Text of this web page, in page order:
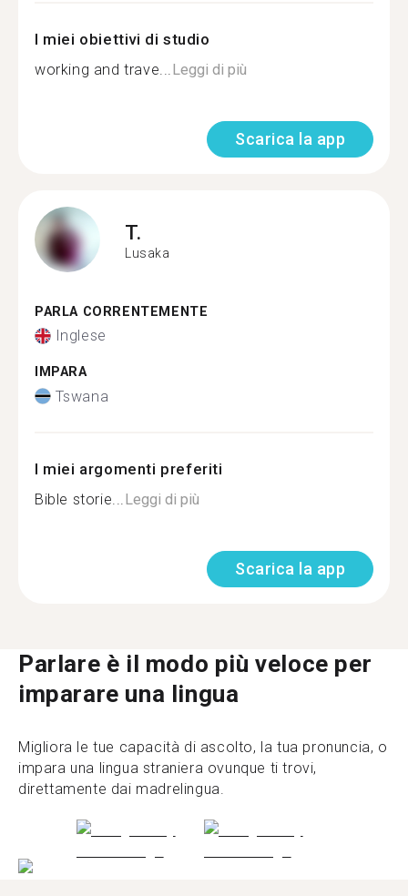
I miei obiettivi di studio
working and trave... Leggi di più
Scarica la app
T.
Lusaka
PARLA CORRENTEMENTE
Inglese
IMPARA
Tswana
I miei argomenti preferiti
Bible storie... Leggi di più
Scarica la app
Parlare è il modo più veloce per
imparare una lingua
Migliora le tue capacità di ascolto, la tua pronuncia, o
impara una lingua straniera ovunque ti trovi,
direttamente dai madrelingua.